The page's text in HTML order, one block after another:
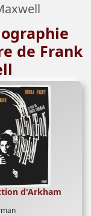
de Frank
d'Arkham